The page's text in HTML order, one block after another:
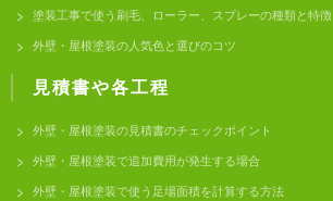
塗装工事で使う刷毛、ローラー、スプレーの種類と特徴
外壁・屋根塗装の人気色と選びのコツ
見積書や各工程
外壁・屋根塗装の見積書のチェックポイント
外壁・屋根塗装で追加費用が発生する場合
外壁・屋根塗装で使う足場面積を計算する方法